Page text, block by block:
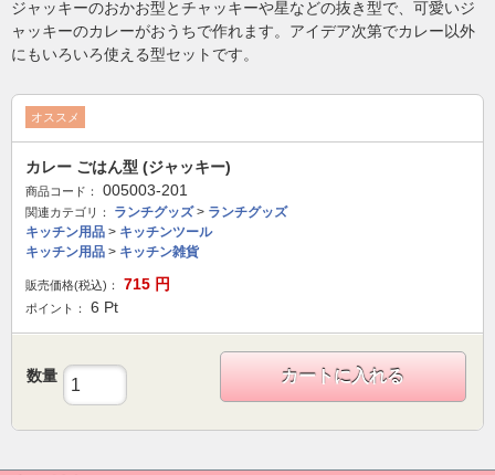
ジャッキーのおかお型とチャッキーや星などの抜き型で、可愛いジ
ャッキーのカレーがおうちで作れます。アイデア次第でカレー以外
にもいろいろ使える型セットです。
オススメ
カレー ごはん型 (ジャッキー)
商品コード： 005003-201
関連カテゴリ： ランチグッズ> ランチグッズ
キッチン用品 > キッチンツール
キッチン用品 > キッチン雑貨
販売価格(税込)： 715 円
ポイント： 6 Pt
数量 カートに入れる